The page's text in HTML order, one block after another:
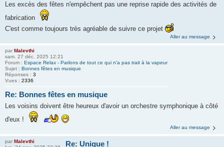
Les excès des fêtes n'empêchent pas une reprise rapide des activités de
fabrication
C'est comme toujours très agréable de suivre ce projet
Aller au message
par Malevthi
sam. 27 déc. 2025 12:21
Forum : Espace Relax - Parlons de tout ce qui n'a pas trait à la vapeur
Sujet : Bonnes fêtes en musique
Réponses : 3
Vues : 2336
Re: Bonnes fêtes en musique
Les voisins doivent être heureux d'avoir un orchestre symphonique à côté
d'eux !
Aller au message
par Malevthi
Re: Unique !